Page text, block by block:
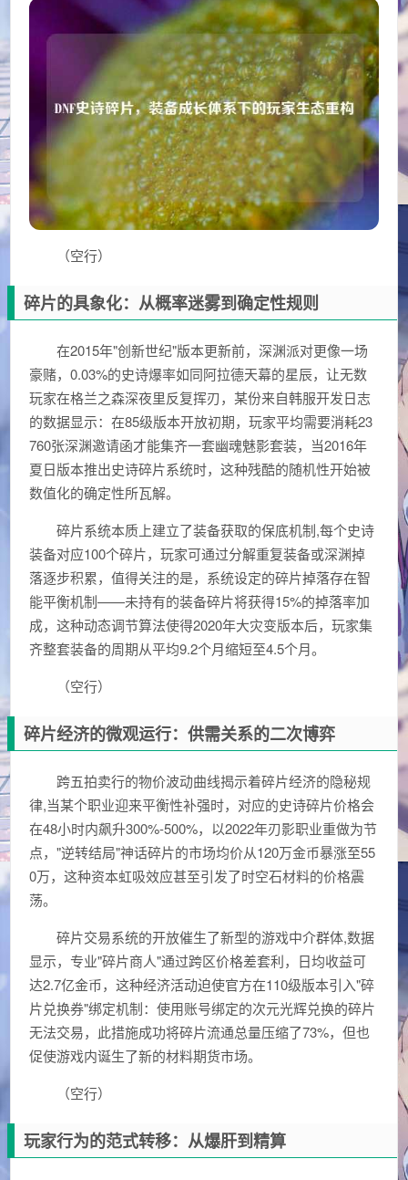
（空行）
碎片的具象化：从概率迷雾到确定性规则
在2015年"创新世纪"版本更新前，深渊派对更像一场
豪赌，0.03%的史诗爆率如同阿拉德天幕的星辰，让无数
玩家在格兰之森深夜里反复挥刃，某份来自韩服开发日志
的数据显示：在85级版本开放初期，玩家平均需要消耗23
760张深渊邀请函才能集齐一套幽魂魅影套装，当2016年
夏日版本推出史诗碎片系统时，这种残酷的随机性开始被
数值化的确定性所瓦解。
碎片系统本质上建立了装备获取的保底机制,每个史诗
装备对应100个碎片，玩家可通过分解重复装备或深渊掉
落逐步积累，值得关注的是，系统设定的碎片掉落存在智
能平衡机制——未持有的装备碎片将获得15%的掉落率加
成，这种动态调节算法使得2020年大灾变版本后，玩家集
齐整套装备的周期从平均9.2个月缩短至4.5个月。
（空行）
碎片经济的微观运行：供需关系的二次博弈
跨五拍卖行的物价波动曲线揭示着碎片经济的隐秘规
律,当某个职业迎来平衡性补强时，对应的史诗碎片价格会
在48小时内飙升300%-500%，以2022年刃影职业重做为节
点，"逆转结局"神话碎片的市场均价从120万金币暴涨至55
0万，这种资本虹吸效应甚至引发了时空石材料的价格震
荡。
碎片交易系统的开放催生了新型的游戏中介群体,数据
显示，专业"碎片商人"通过跨区价格差套利，日均收益可
达2.7亿金币，这种经济活动迫使官方在110级版本引入"碎
片兑换券"绑定机制：使用账号绑定的次元光辉兑换的碎片
无法交易，此措施成功将碎片流通总量压缩了73%，但也
促使游戏内诞生了新的材料期货市场。
（空行）
玩家行为的范式转移：从爆肝到精算